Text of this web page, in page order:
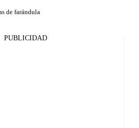
de farándula
PUBLICIDAD